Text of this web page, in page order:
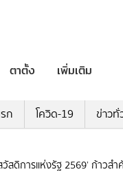
ตาตั้ง เพิ่มเติม
ก โควิด-19 ข่าวทั่
สดิการแห่งรัฐ 2569’ ก้าวส